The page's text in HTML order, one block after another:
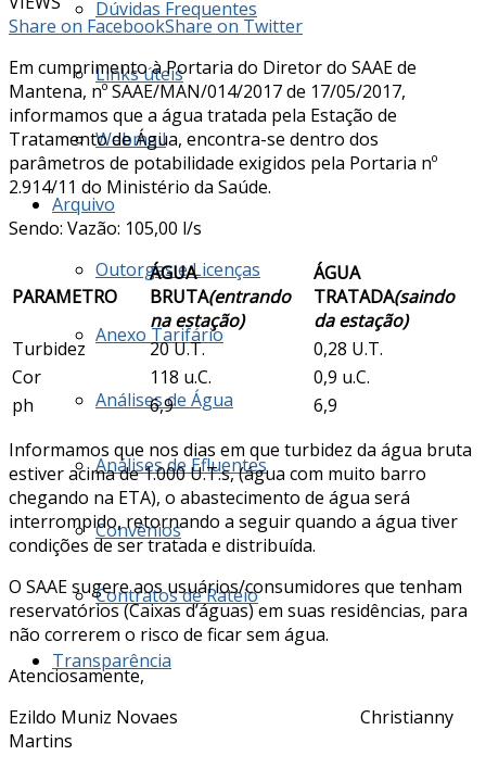
Dúvidas Frequentes
Links úteis
Webmail
Arquivo
Outorgas e Licenças
Anexo Tarifário
Análises de Água
Análises de Efluentes
Convênios
Contratos de Rateio
Transparência
Share on FacebookShare on Twitter
Em cumprimento à Portaria do Diretor do SAAE de
Mantena, nº SAAE/MAN/014/2017 de 17/05/2017,
informamos que a água tratada pela Estação de
Tratamento de Água, encontra-se dentro dos
parâmetros de potabilidade exigidos pela Portaria nº
2.914/11 do Ministério da Saúde.
Sendo: Vazão: 105,00 l/s
PARAMETRO
ÁGUA
BRUTA(entrando
na estação)
ÁGUA
TRATADA(saindo
da estação)
Turbidez
20 U.T.
0,28 U.T.
Cor
118 u.C.
0,9 u.C.
ph
6,9
6,9
Informamos que nos dias em que turbidez da água bruta
estiver acima de 1.000 U.T.s, (água com muito barro
chegando na ETA), o abastecimento de água será
interrompido, retornando a seguir quando a água tiver
condições de ser tratada e distribuída.
O SAAE sugere aos usuários/consumidores que tenham
reservatórios (Caixas d’águas) em suas residências, para
não correrem o risco de ficar sem água.
Atenciosamente,
Ezildo Muniz Novaes Christianny
Martins